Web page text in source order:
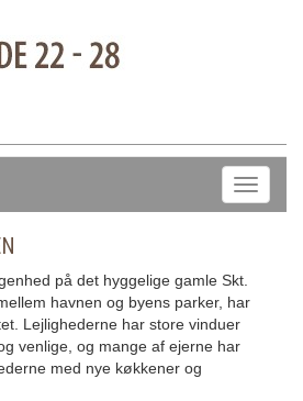
på det hyggelige gamle Skt.
havnen og byens parker, har
Lejlighederne har store vinduer
venlige, og mange af ejerne har
med nye køkkener og